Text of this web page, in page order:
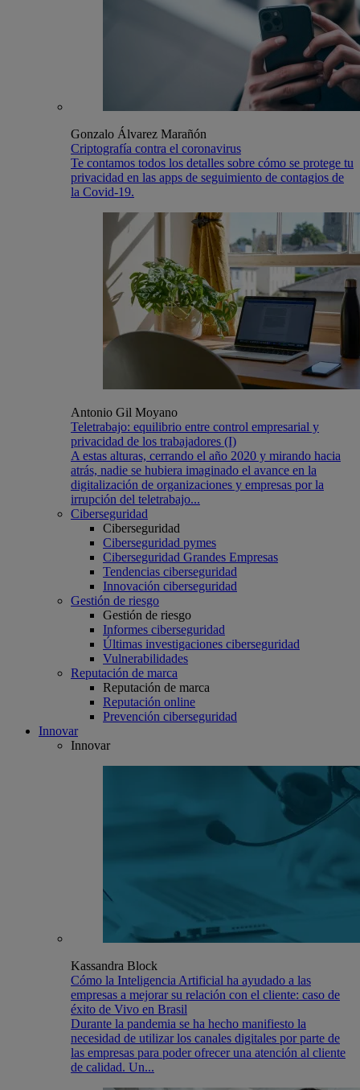
Gonzalo Álvarez Marañón
Criptografía contra el coronavirus
Te contamos todos los detalles sobre cómo se protege tu
privacidad en las apps de seguimiento de contagios de
la Covid-19.
Antonio Gil Moyano
Teletrabajo: equilibrio entre control empresarial y
privacidad de los trabajadores (I)
A estas alturas, cerrando el año 2020 y mirando hacia
atrás, nadie se hubiera imaginado el avance en la
digitalización de organizaciones y empresas por la
irrupción del teletrabajo...
Ciberseguridad
Ciberseguridad
Ciberseguridad pymes
Ciberseguridad Grandes Empresas
Tendencias ciberseguridad
Innovación ciberseguridad
Gestión de riesgo
Gestión de riesgo
Informes ciberseguridad
Últimas investigaciones ciberseguridad
Vulnerabilidades
Reputación de marca
Reputación de marca
Reputación online
Prevención ciberseguridad
Innovar
Innovar
Kassandra Block
Cómo la Inteligencia Artificial ha ayudado a las
empresas a mejorar su relación con el cliente: caso de
éxito de Vivo en Brasil
Durante la pandemia se ha hecho manifiesto la
necesidad de utilizar los canales digitales por parte de
las empresas para poder ofrecer una atención al cliente
de calidad. Un...